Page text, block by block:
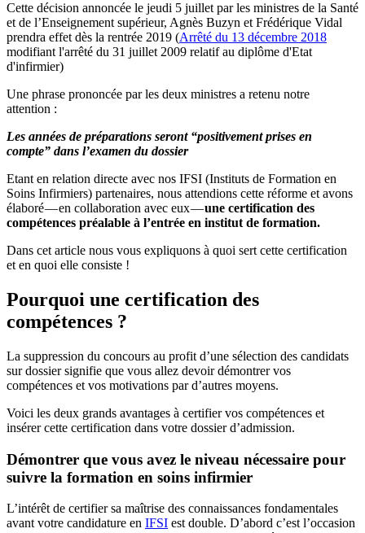
Cette décision annoncée le jeudi 5 juillet par les ministres de la Santé
et de l’Enseignement supérieur, Agnès Buzyn et Frédérique Vidal
prendra effet dès la rentrée 2019 (Arrêté du 13 décembre 2018
modifiant l'arrêté du 31 juillet 2009 relatif au diplôme d'Etat
d'infirmier)
Une phrase prononcée par les deux ministres a retenu notre
attention :
Les années de préparations seront “positivement prises en
compte” dans l’examen du dossier
Etant en relation directe avec nos IFSI (Instituts de Formation en
Soins Infirmiers) partenaires, nous attendions cette réforme et avons
élaboré — en collaboration avec eux —une certification des
compétences préalable à l’entrée en institut de formation.
Dans cet article nous vous expliquons à quoi sert cette certification
et en quoi elle consiste !
Pourquoi une certification des
compétences ?
La suppression du concours au profit d’une sélection des candidats
sur dossier signifie que vous allez devoir démontrer vos
compétences et vos motivations par d’autres moyens.
Voici les deux grands avantages à certifier vos compétences et
insérer cette certification dans votre dossier d’admission.
Démontrer que vous avez le niveau nécessaire pour
suivre la formation en soins infirmier
L’intérêt de certifier sa maîtrise des connaissances fondamentales
avant votre candidature en IFSI est double. D’abord c’est l’occasion